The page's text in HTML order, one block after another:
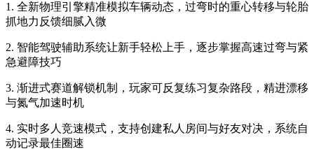
1. 全新物理引擎精准模拟车辆动态，过弯时的重心转移与轮胎
抓地力反馈细腻入微
2. 智能驾驶辅助系统让新手轻松上手，逐步掌握高速过弯与紧
急避障技巧
3. 渐进式赛道解锁机制，玩家可反复练习复杂路段，精进漂移
与氮气加速时机
4. 实时多人竞速模式，支持创建私人房间与好友对决，系统自
动记录最佳圈速